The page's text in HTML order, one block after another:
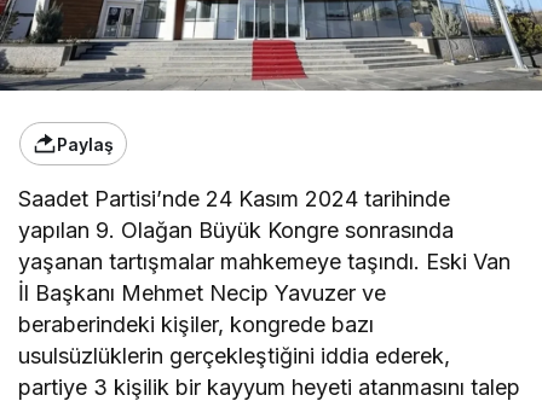
Paylaş
Saadet Partisi’nde 24 Kasım 2024 tarihinde
yapılan 9. Olağan Büyük Kongre sonrasında
yaşanan tartışmalar mahkemeye taşındı. Eski Van
İl Başkanı Mehmet Necip Yavuzer ve
beraberindeki kişiler, kongrede bazı
usulsüzlüklerin gerçekleştiğini iddia ederek,
partiye 3 kişilik bir kayyum heyeti atanmasını talep